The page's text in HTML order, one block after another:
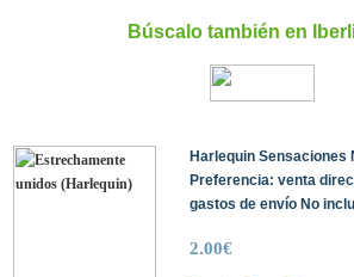
Búscalo también en
Harlequin Sensaciones
Preferencia: venta
gastos de envío No
2.00€